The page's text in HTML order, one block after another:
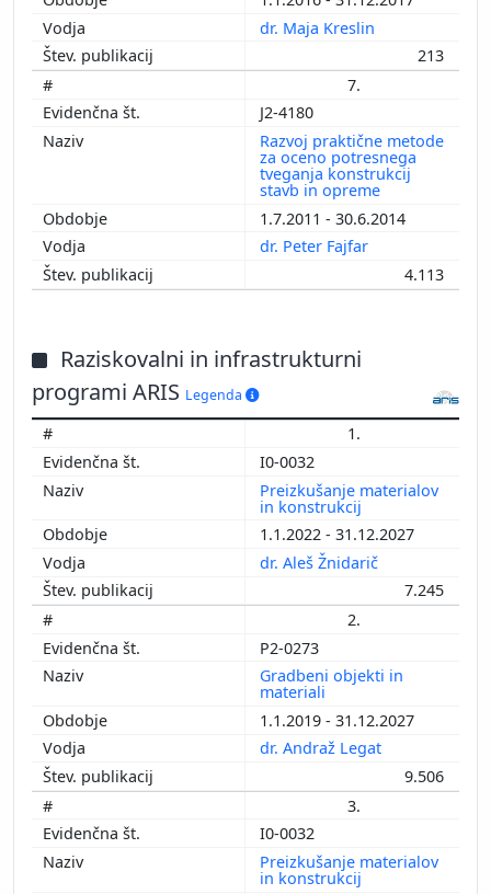
dr. Maja Kreslin
213
7.
J2-4180
Razvoj praktične metode
za oceno potresnega
tveganja konstrukcij
stavb in opreme
1.7.2011 - 30.6.2014
dr. Peter Fajfar
4.113
Raziskovalni in infrastrukturni
programi ARIS Legenda
1.
I0-0032
Preizkušanje materialov
in konstrukcij
1.1.2022 - 31.12.2027
dr. Aleš Žnidarič
7.245
2.
P2-0273
Gradbeni objekti in
materiali
1.1.2019 - 31.12.2027
dr. Andraž Legat
9.506
3.
I0-0032
Preizkušanje materialov
in konstrukcij